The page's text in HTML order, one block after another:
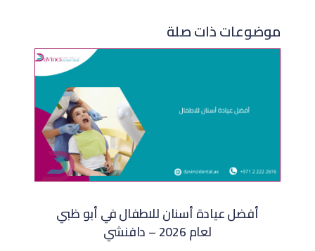
موضوعات ذات صلة
أفضل عيادة أسنان للاطفال في أبو ظبي
لعام 2026 – دافنشي